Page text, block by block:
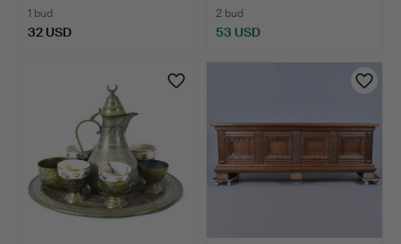
1 bud
32 USD
2 bud
53 USD